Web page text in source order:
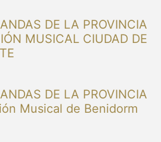
DE LA PROVINCIA
MUSICAL CIUDAD DE
DE LA PROVINCIA
Musical de Benidorm